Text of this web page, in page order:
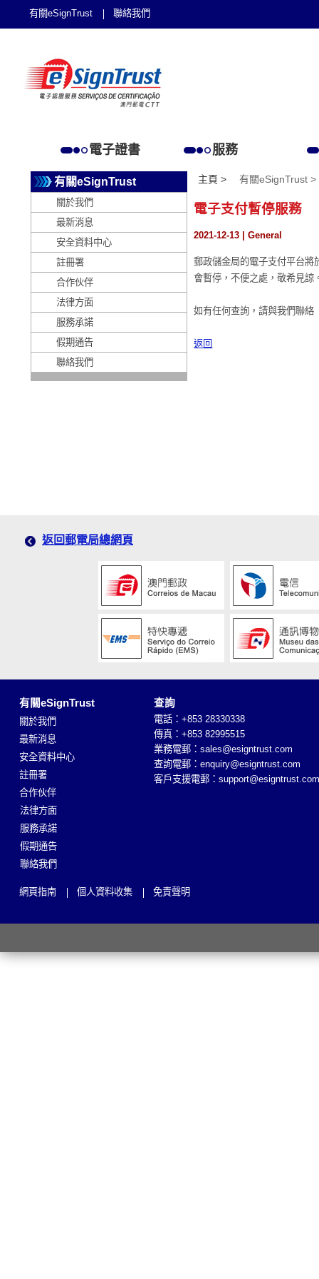
有關eSignTrust 聯絡我們
電子證書 服務
有關eSignTrust
關於我們
最新消息
安全資料中心
註冊署
合作伙伴
法律方面
服務承諾
假期通告
聯絡我們
主頁 > 有關eSignTrust >
電子支付暫停服務
2021-12-13 | General
郵政儲金局的電子支付平台將
會暫停，不便之處，敬希見諒
如有任何查詢，請與我們聯絡
返回
返回郵電局總網頁
有關eSignTrust
關於我們
最新消息
安全資料中心
註冊署
合作伙伴
法律方面
服務承諾
假期通告
聯絡我們
查詢
電話：+853 28330338
傳真：+853 82995515
業務電郵：sales@esigntrust.com
查詢電郵：enquiry@esigntrust.com
客戶支援電郵：
網頁指南 個人資料收集 免責聲明